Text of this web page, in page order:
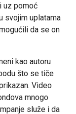
uz pomoć
svojim uplatama
da se on
kao autoru
što se tiče
Video
mnogo
služe i da